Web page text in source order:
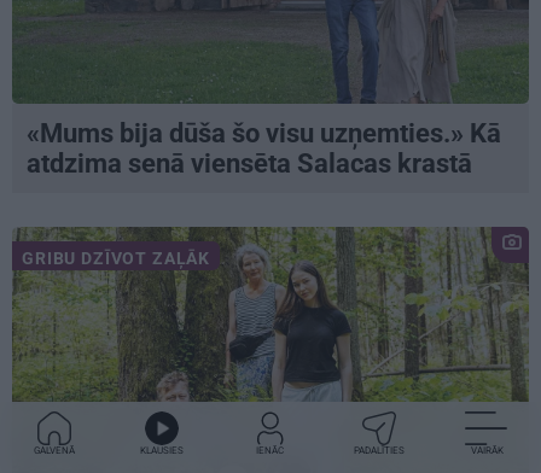
«Mums bija dūša šo visu uzņemties.» Kā
atdzima senā viensēta Salacas krastā
GRIBU DZĪVOT ZAĻĀK
GALVENĀ KLAUSIES IENĀC PADALĪTIES VAIRĀK